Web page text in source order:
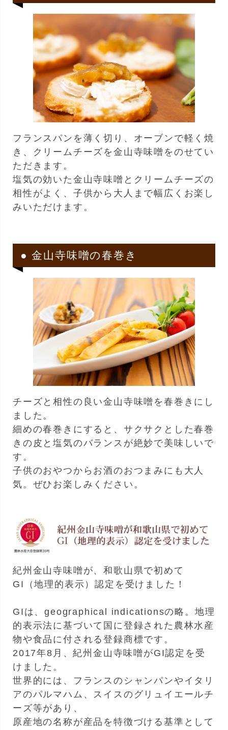
フランスパンを薄く切り、オーブンで軽く焼
き、クリームチーズを金山寺味噌をのせてい
ただきます。
塩気の効いた金山寺味噌とクリームチーズの
相性がよく、子供から大人まで幅広くお楽し
みいただけます。
● 金山寺味噌の春巻き
チーズと相性の良い金山寺味噌を春巻きにし
ました。
細めの春巻きにすると、サクサクとした春巻
きの皮と塩気のバランスが絶妙で美味しいで
す。
子供のおやつからお酒のおつまみにも大人
気。ぜひお楽しみください。
紀州金山寺味噌が、和歌山県で初めて
GI（地理的表示）認定を受けました！
GIは、geographical indicationsの略。地理
的表示法に基づいて国に登録された農林水産
物や食品に付される登録商標です。
2017年8月、紀州金山寺味噌がGI認定を受
けました。
世界的には、フランスのシャンパンやイタリ
アのパルマハム、スイスのグリュイエールチ
ーズ等があり、
原産地の名称が産品を特徴づける基準として